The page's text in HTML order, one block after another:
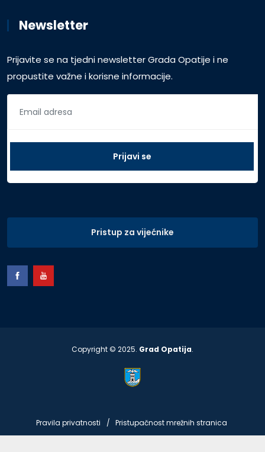
Newsletter
Prijavite se na tjedni newsletter Grada Opatije i ne
propustite važne i korisne informacije.
Pristup za vijećnike
Copyright © 2025. Grad Opatija.
Pravila privatnosti Pristupačnost mrežnih stranica